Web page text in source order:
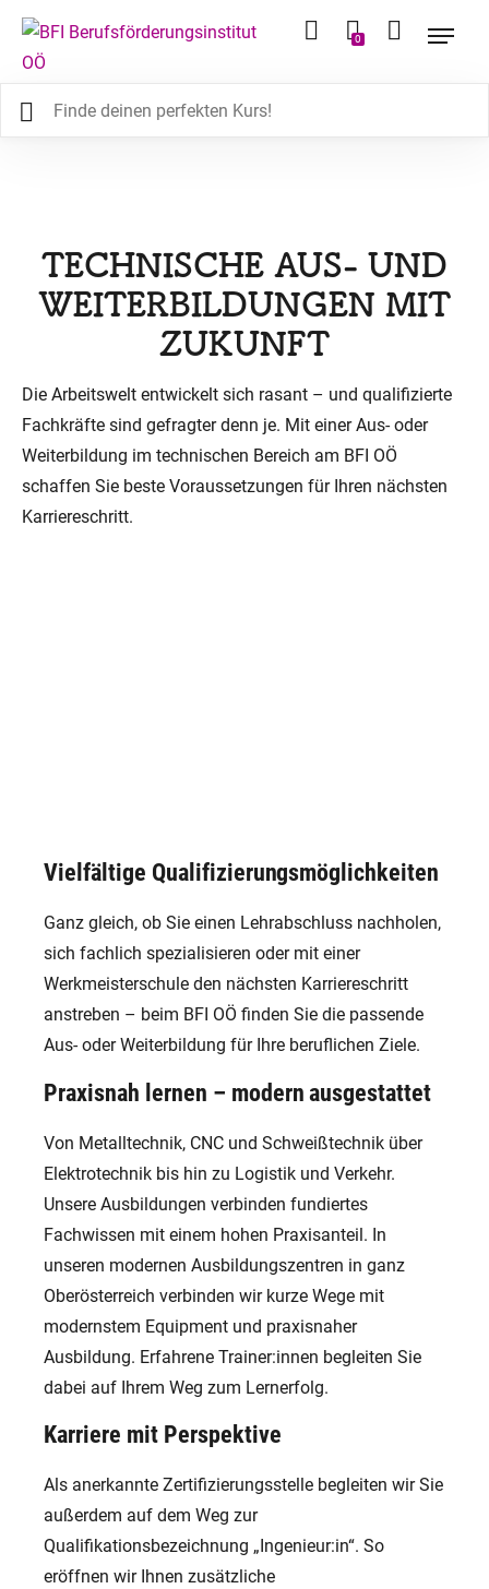
0
TECHNISCHE AUS- UND
WEITERBILDUNGEN MIT
ZUKUNFT
Die Arbeitswelt entwickelt sich rasant – und qualifizierte
Fachkräfte sind gefragter denn je. Mit einer Aus- oder
Weiterbildung im technischen Bereich am BFI OÖ
schaffen Sie beste Voraussetzungen für Ihren nächsten
Karriereschritt.
Vielfältige Qualifizierungsmöglichkeiten
Ganz gleich, ob Sie einen Lehrabschluss nachholen,
sich fachlich spezialisieren oder mit einer
Werkmeisterschule den nächsten Karriereschritt
anstreben – beim BFI OÖ finden Sie die passende
Aus- oder Weiterbildung für Ihre beruflichen Ziele.
Praxisnah lernen – modern ausgestattet
Von Metalltechnik, CNC und Schweißtechnik über
Elektrotechnik bis hin zu Logistik und Verkehr.
Unsere Ausbildungen verbinden fundiertes
Fachwissen mit einem hohen Praxisanteil. In
unseren modernen Ausbildungszentren in ganz
Oberösterreich verbinden wir kurze Wege mit
modernstem Equipment und praxisnaher
Ausbildung. Erfahrene Trainer:innen begleiten Sie
dabei auf Ihrem Weg zum Lernerfolg.
Karriere mit Perspektive
Als anerkannte Zertifizierungsstelle begleiten wir Sie
außerdem auf dem Weg zur
Qualifikationsbezeichnung „Ingenieur:in“. So
eröffnen wir Ihnen zusätzliche